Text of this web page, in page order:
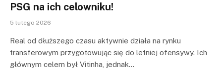
PSG na ich celowniku!
5 lutego 2026
Real od dłuższego czasu aktywnie działa na rynku
transferowym przygotowując się do letniej ofensywy. Ich
głównym celem był Vitinha, jednak…